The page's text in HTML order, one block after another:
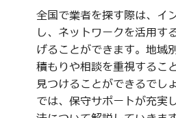
全国で業者を探す際は、イ
し、ネットワークを活用す
げることができます。地域
積もりや相談を重視するこ
見つけることができるでし
では、保守サポートが充実